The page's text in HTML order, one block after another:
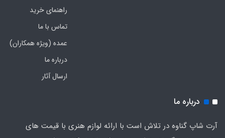
راهنمای خرید
تماس با ما
عمده (ویژه همکاران)
درباره ما
ارسال آثار
درباره ما
آرت شاپ گناوه در تلاش است با ارائه لوازم هنری با قیمت های